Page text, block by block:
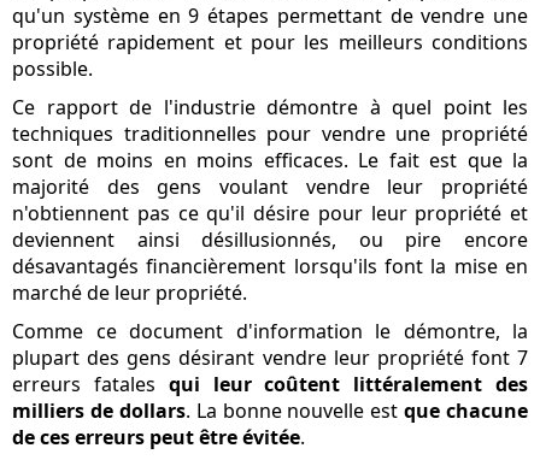
qu'un système en 9 étapes permettant de vendre une
propriété rapidement et pour les meilleurs conditions
possible.
Ce rapport de l'industrie démontre à quel point les
techniques traditionnelles pour vendre une propriété
sont de moins en moins efficaces. Le fait est que la
majorité des gens voulant vendre leur propriété
n'obtiennent pas ce qu'il désire pour leur propriété et
deviennent ainsi désillusionnés, ou pire encore
désavantagés financièrement lorsqu'ils font la mise en
marché de leur propriété.
Comme ce document d'information le démontre, la
plupart des gens désirant vendre leur propriété font 7
erreurs fatales qui leur coûtent littéralement des
milliers de dollars. La bonne nouvelle estque chacune
de ces erreurs peut être évitée.